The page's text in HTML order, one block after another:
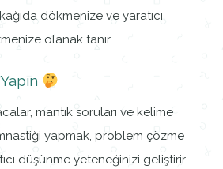
dökmenize ve yaratıcı
olanak tanır.
mantık soruları ve kelime
yapmak, problem çözme
düşünme yeteneğinizi geliştirir.